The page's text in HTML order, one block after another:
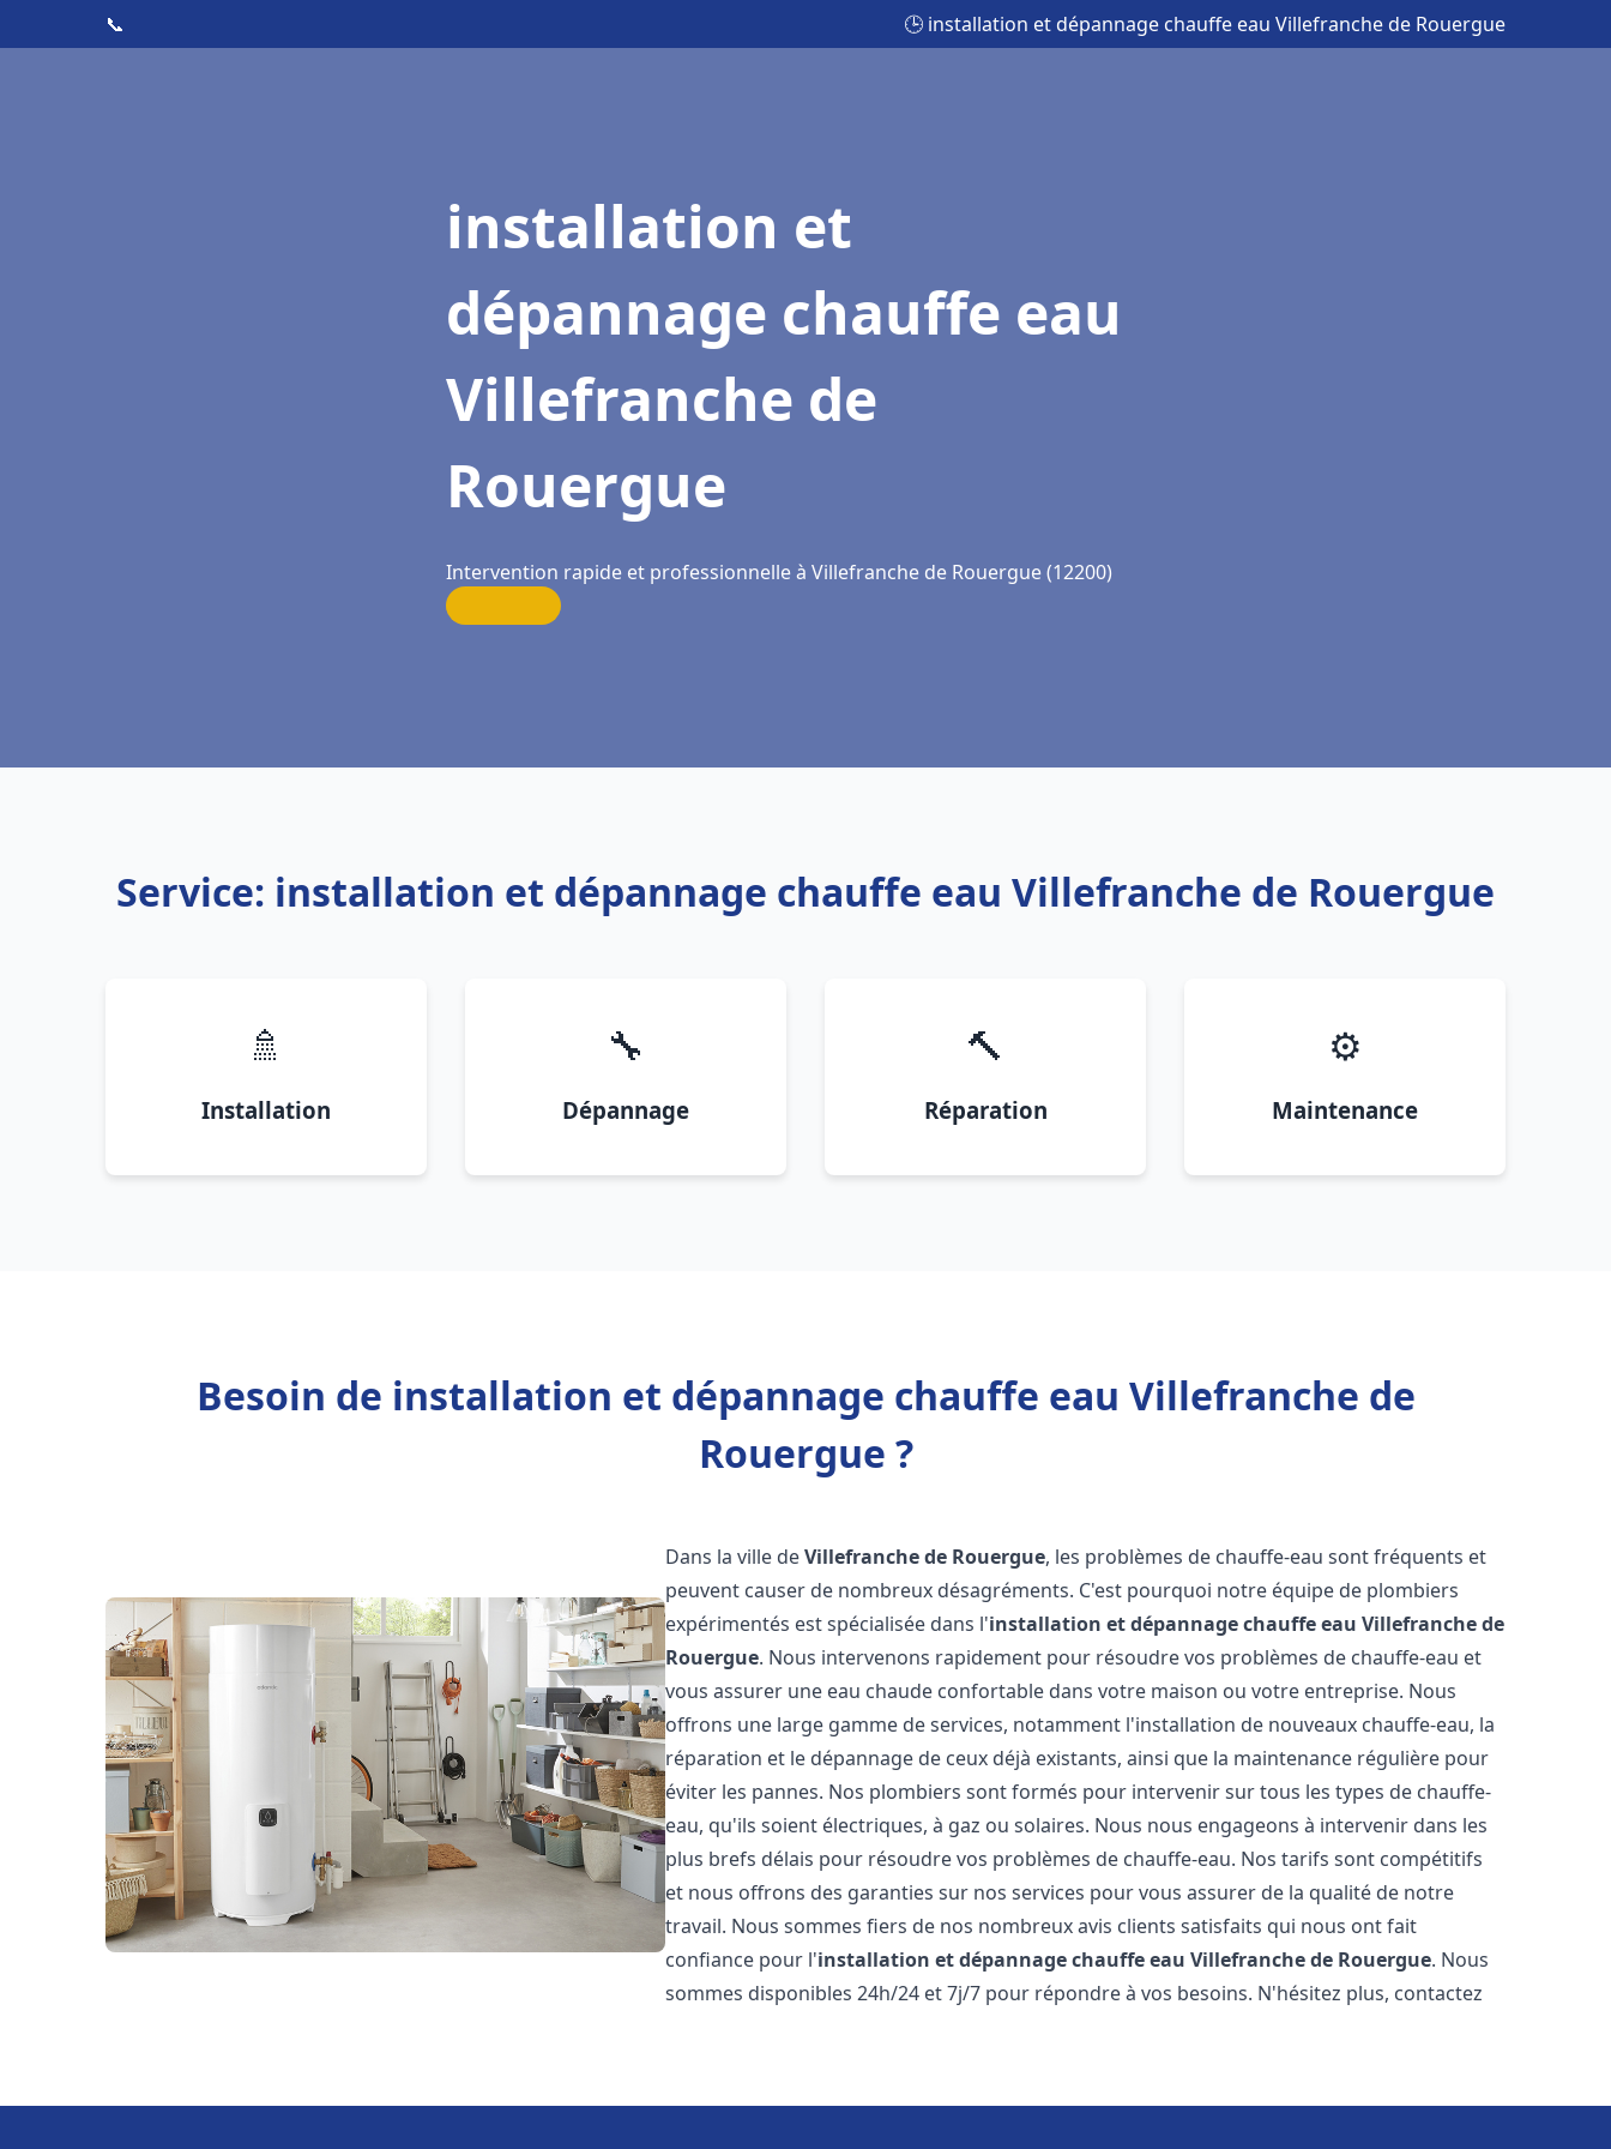
📞 🕒 installation et dépannage chauffe eau Villefranche de Rouergue
installation et
dépannage chauffe eau
Villefranche de
Rouergue
Intervention rapide et professionnelle à Villefranche de Rouergue (12200)
Service: installation et dépannage chauffe eau Villefranche de Rouergue
🚿
Installation
🔧
Dépannage
🔨
Réparation
⚙️
Maintenance
Besoin de installation et dépannage chauffe eau Villefranche de
Rouergue ?
Dans la ville deVillefranche de Rouergue, les problèmes de chauffe-eau sont fréquents et
peuvent causer de nombreux désagréments. C'est pourquoi notre équipe de plombiers
expérimentés est spécialisée dans l'installation et dépannage chauffe eau Villefranche de
Rouergue. Nous intervenons rapidement pour résoudre vos problèmes de chauffe-eau et
vous assurer une eau chaude confortable dans votre maison ou votre entreprise. Nous
offrons une large gamme de services, notamment l'installation de nouveaux chauffe-eau, la
réparation et le dépannage de ceux déjà existants, ainsi que la maintenance régulière pour
éviter les pannes. Nos plombiers sont formés pour intervenir sur tous les types de chauffe-
eau, qu'ils soient électriques, à gaz ou solaires. Nous nous engageons à intervenir dans les
plus brefs délais pour résoudre vos problèmes de chauffe-eau. Nos tarifs sont compétitifs
et nous offrons des garanties sur nos services pour vous assurer de la qualité de notre
travail. Nous sommes fiers de nos nombreux avis clients satisfaits qui nous ont fait
confiance pour l'installation et dépannage chauffe eau Villefranche de Rouergue. Nous
sommes disponibles 24h/24 et 7j/7 pour répondre à vos besoins. N'hésitez plus, contactez